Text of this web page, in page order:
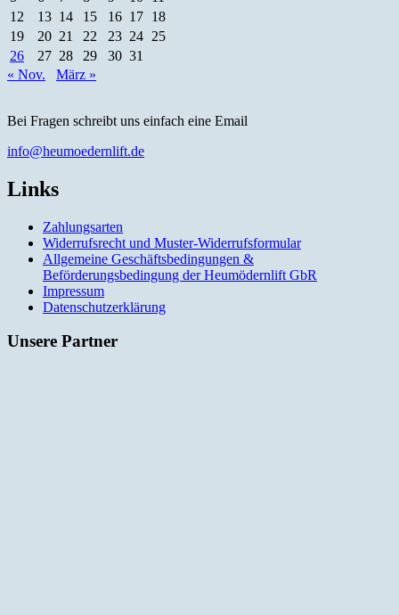
12
13 14 15 16 17 18
19
20 21 22 23 24 25
26
27 28 29 30 31
« Nov.
März »
Bei Fragen schreibt uns einfach eine Email
info@heumoedernlift.de
Links
Zahlungsarten
Widerrufsrecht und Muster-Widerrufsformular
Allgemeine Geschäftsbedingungen &
Beförderungsbedingung der Heumödernlift GbR
Impressum
Datenschutzerklärung
Unsere Partner